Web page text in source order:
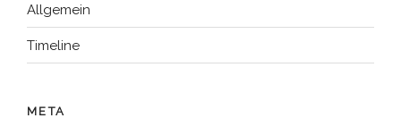
Allgemein
Timeline
META